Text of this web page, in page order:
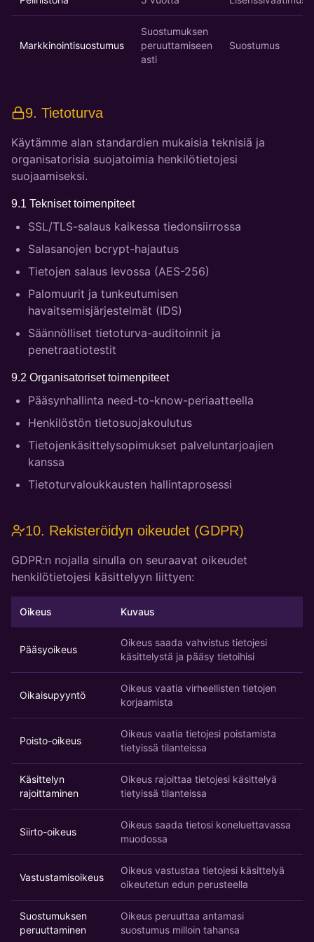
Markkinointisuostumus
Suostumuksen
peruuttamiseen
asti
Suostumus
9. Tietoturva
Käytämme alan standardien mukaisia teknisiä ja
organisatorisia suojatoimia henkilötietojesi
suojaamiseksi.
9.1 Tekniset toimenpiteet
SSL/TLS-salaus kaikessa tiedonsiirrossa
Salasanojen bcrypt-hajautus
Tietojen salaus levossa (AES-256)
Palomuurit ja tunkeutumisen
havaitsemisjärjestelmät (IDS)
Säännölliset tietoturva-auditoinnit ja
penetraatiotestit
9.2 Organisatoriset toimenpiteet
Pääsynhallinta need-to-know-periaatteella
Henkilöstön tietosuojakoulutus
Tietojenkäsittelysopimukset palveluntarjoajien
kanssa
Tietoturvaloukkausten hallintaprosessi
10. Rekisteröidyn oikeudet (GDPR)
GDPR:n nojalla sinulla on seuraavat oikeudet
henkilötietojesi käsittelyyn liittyen:
Oikeus Kuvaus
Pääsyoikeus
Oikeus saada vahvistus tietojesi
käsittelystä ja pääsy tietoihisi
Oikaisupyyntö
Oikeus vaatia virheellisten tietojen
korjaamista
Poisto-oikeus
Oikeus vaatia tietojesi poistamista
tietyissä tilanteissa
Käsittelyn
rajoittaminen
Oikeus rajoittaa tietojesi käsittelyä
tietyissä tilanteissa
Siirto-oikeus
Oikeus saada tietosi koneluettavassa
muodossa
Vastustamisoikeus
Oikeus vastustaa tietojesi käsittelyä
oikeutetun edun perusteella
Suostumuksen
peruuttaminen
Oikeus peruuttaa antamasi
suostumus milloin tahansa